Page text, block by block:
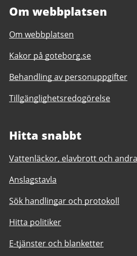
Om webbplatsen
Om webbplatsen
Kakor på goteborg.se
Behandling av personuppgifter
Tillgänglighetsredogörelse
Hitta snabbt
Vattenläckor, elavbrott och
Anslagstavla
Sök handlingar och protokoll
Hitta politiker
E-tjänster och blanketter